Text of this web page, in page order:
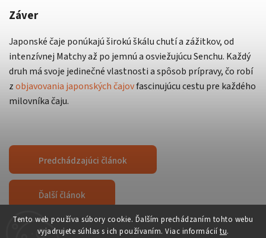
Tento web používa súbory cookie. Ďalším prechádzaním tohto webu
vyjadrujete súhlas s ich používaním. Viac informácií tu.
Záver
Japonské čaje ponúkajú širokú škálu chutí a zážitkov, od
intenzívnej Matchy až po jemnú a osviežujúcu Senchu. Každý
druh má svoje jedinečné vlastnosti a spôsob prípravy, čo robí
zobjavovania japonských čajovfascinujúcu cestu pre každého
milovníka čaju.
Predchádzajúci článok
Ďalší článok